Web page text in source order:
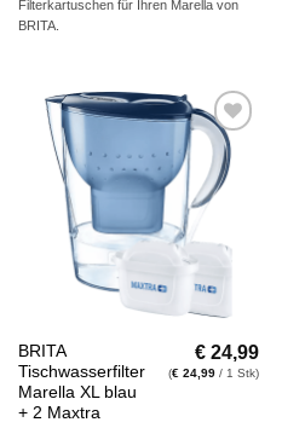
Filterkartuschen für Ihren Marella von
BRITA.
Auf die
Wunschliste
BRITA
Tischwasserfilter
Marella XL blau
+ 2 Maxtra
€ 24,99
(€ 24,99 / 1 Stk)